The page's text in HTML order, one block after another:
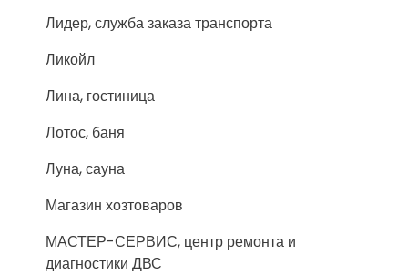
Лидер, служба заказа транспорта
Ликойл
Лина, гостиница
Лотос, баня
Луна, сауна
Магазин хозтоваров
МАСТЕР-СЕРВИС, центр ремонта и
диагностики ДВС